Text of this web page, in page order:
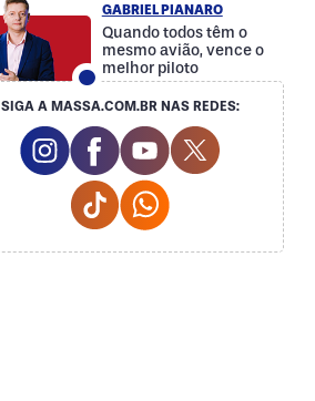
GABRIEL PIANARO
Quando todos têm o
mesmo avião, vence o
melhor piloto
SIGA A MASSA.COM.BR NAS REDES:
Instagram Social Media
Facebook Social Media
Youtube Social
Twitter
Tiktok Social Media
Whatsapp